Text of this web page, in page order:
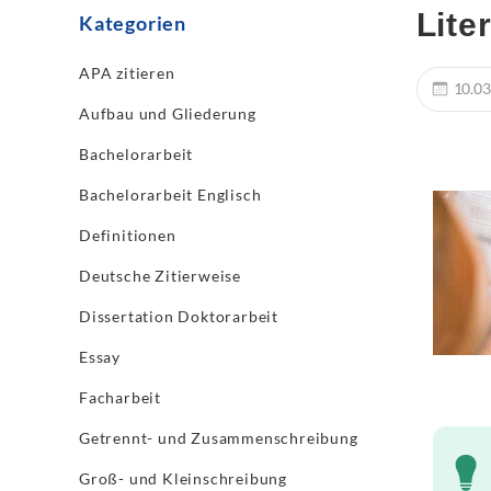
Kategorien
APA zitieren
Aufbau und Gliederung
Bachelorarbeit
Bachelorarbeit Englisch
Definitionen
Deutsche Zitierweise
Dissertation Doktorarbeit
Essay
Facharbeit
Getrennt- und Zusammenschreibung
Groß- und Kleinschreibung